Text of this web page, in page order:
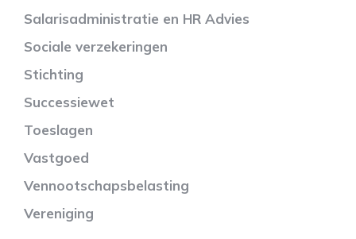
Salarisadministratie en HR Advies
Sociale verzekeringen
Stichting
Successiewet
Toeslagen
Vastgoed
Vennootschapsbelasting
Vereniging